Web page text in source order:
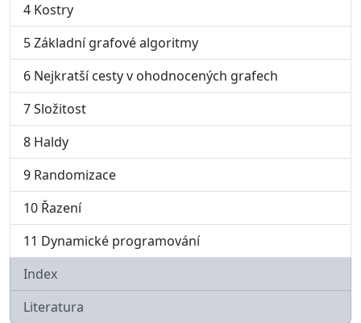
4 Kostry
5 Základní grafové algoritmy
6 Nejkratší cesty v ohodnocených grafech
7 Složitost
8 Haldy
9 Randomizace
10 Řazení
11 Dynamické programování
Index
Literatura